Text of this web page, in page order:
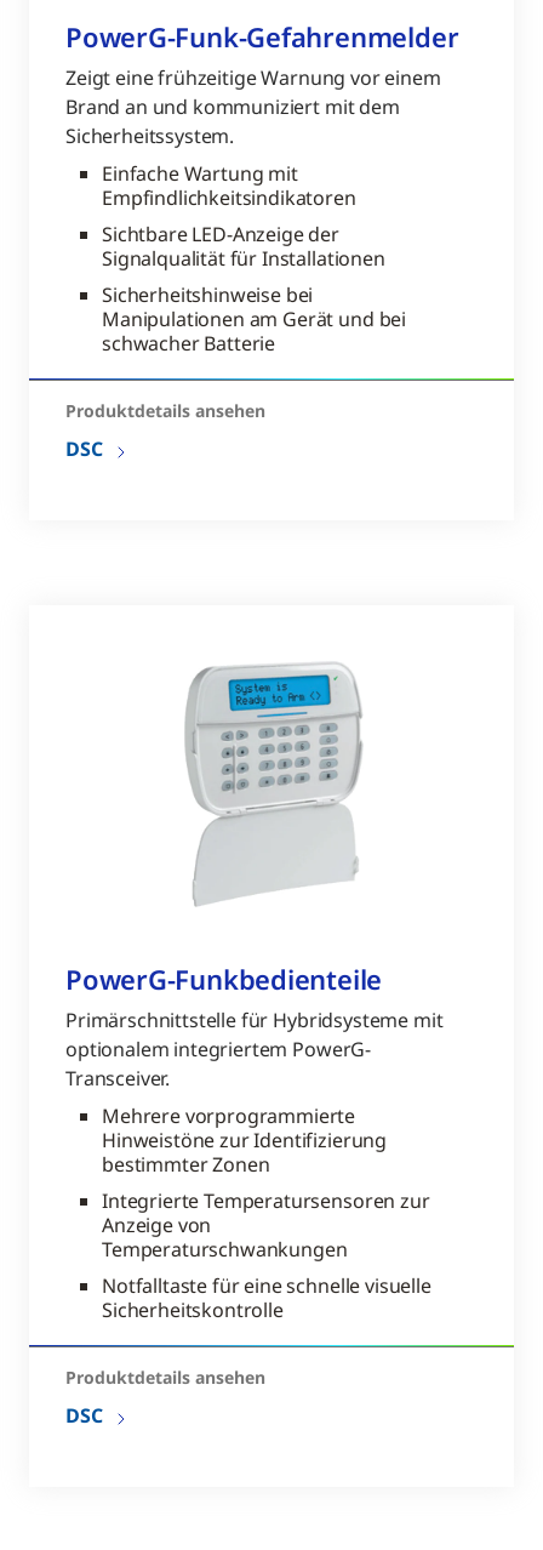
PowerG-Funk-Gefahrenmelder
Zeigt eine frühzeitige Warnung vor einem
Brand an und kommuniziert mit dem
Sicherheitssystem.
Einfache Wartung mit
Empfindlichkeitsindikatoren
Sichtbare LED-Anzeige der
Signalqualität für Installationen
Sicherheitshinweise bei
Manipulationen am Gerät und bei
schwacher Batterie
Produktdetails ansehen
DSC
PowerG-Funkbedienteile
Primärschnittstelle für Hybridsysteme mit
optionalem integriertem PowerG-
Transceiver.
Mehrere vorprogrammierte
Hinweistöne zur Identifizierung
bestimmter Zonen
Integrierte Temperatursensoren zur
Anzeige von
Temperaturschwankungen
Notfalltaste für eine schnelle visuelle
Sicherheitskontrolle
Produktdetails ansehen
DSC